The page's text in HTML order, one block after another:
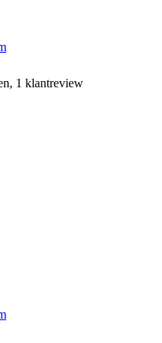
1 klantreview